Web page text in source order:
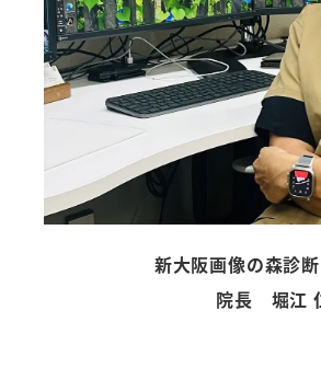
新大阪画像の森診
院長 堀江